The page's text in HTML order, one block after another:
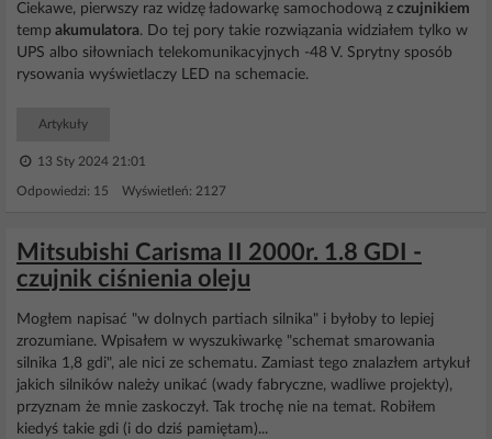
Ciekawe, pierwszy raz widzę ładowarkę samochodową z czujnikiem
temp akumulatora. Do tej pory takie rozwiązania widziałem tylko w
UPS albo siłowniach telekomunikacyjnych -48 V. Sprytny sposób
rysowania wyświetlaczy LED na schemacie.
Artykuły
13 Sty 2024 21:01
Odpowiedzi: 15 Wyświetleń: 2127
Mitsubishi Carisma II 2000r. 1.8 GDI -
czujnik ciśnienia oleju
Mogłem napisać "w dolnych partiach silnika" i byłoby to lepiej
zrozumiane. Wpisałem w wyszukiwarkę "schemat smarowania
silnika 1,8 gdi", ale nici ze schematu. Zamiast tego znalazłem artykuł
jakich silników należy unikać (wady fabryczne, wadliwe projekty),
przyznam że mnie zaskoczył. Tak trochę nie na temat. Robiłem
kiedyś takie gdi (i do dziś pamiętam)...